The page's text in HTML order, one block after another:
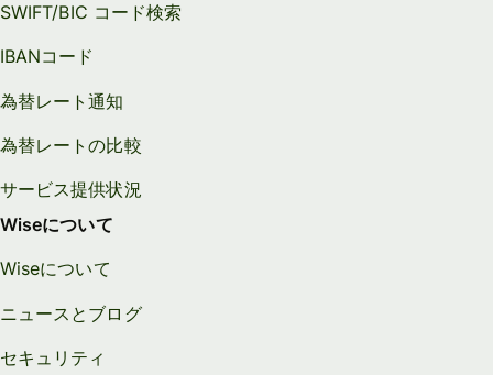
SWIFT/BIC コード検索
IBANコード
為替レート通知
為替レートの比較
サービス提供状況
Wiseについて
Wiseについて
ニュースとブログ
セキュリティ